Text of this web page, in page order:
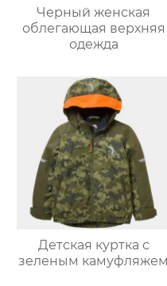
Черный женская
облегающая верхняя
одежда
Детская куртка с
зеленым камуфляжем